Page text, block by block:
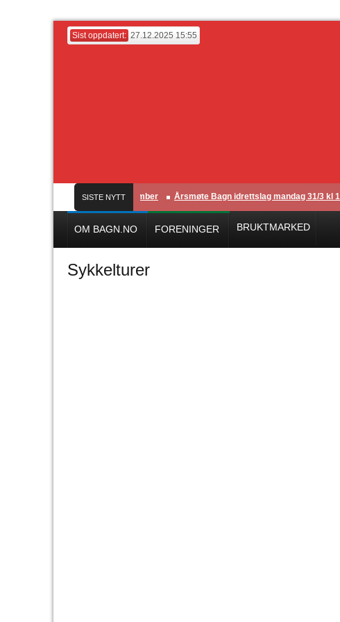
Sist oppdatert: 27.12.2025 15:55
SISTE NYTT
Romjulscup Søndag 28. desember Årsmøte Bagn idrettslag mandag 31/3 kl 19
OM BAGN.NO FORENINGER BRUKTMARKED
Sykkelturer